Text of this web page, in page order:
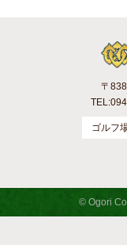
〒
ゴルフ
© Ogori